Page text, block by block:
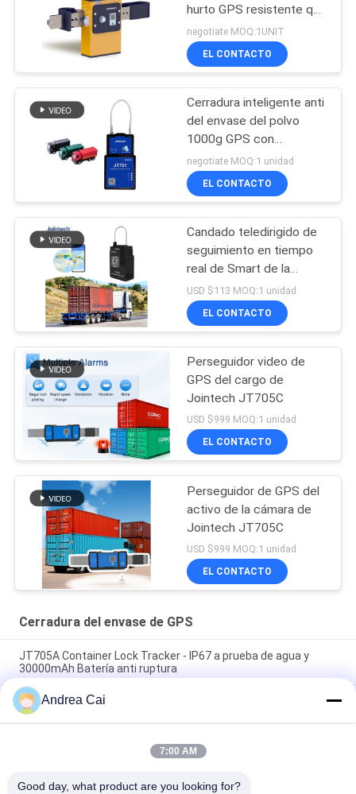
hurto GPS resistente que
sigue la cerradura
negotiate MOQ:1UNIT
EL CONTACTO
Cerradura inteligente anti
del envase del polvo
1000g GPS con
teledirigido
negotiate MOQ:1 unidad
EL CONTACTO
Candado teledirigido de
seguimiento en tiempo
real de Smart de la
alarma del corte del
cable de la cerradura de
GPS
USD $113 MOQ:1 unidad
EL CONTACTO
Perseguidor video de
GPS del cargo de
Jointech JT705C
USD $999 MOQ:1 unidad
EL CONTACTO
Perseguidor de GPS del
activo de la cámara de
Jointech JT705C
USD $999 MOQ:1 unidad
EL CONTACTO
Cerradura del envase de GPS
JT705A Container Lock Tracker - IP67 a prueba de agua y
30000mAh Batería anti ruptura
Jointech JT705C Contenedor personalizable GPS Cámara
Video Candado Dispositivo de seguimiento de bloqueo de
monitoreo de bienes de alto valor
Prenda impermeable electrónica de la cerradura IP67 del
Andrea Cai
7:00 AM
Good day, what product are you looking for?